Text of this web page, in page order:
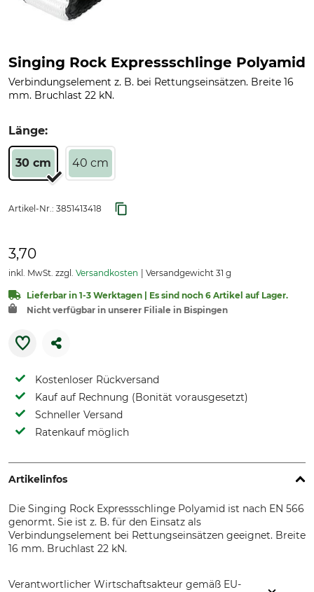
Singing Rock Expressschlinge Polyamid
Verbindungselement z. B. bei Rettungseinsätzen. Breite 16
mm. Bruchlast 22 kN.
Länge:
30 cm 40 cm
Artikel-Nr.: 3851413418
3,70
inkl. MwSt. zzgl. Versandkosten Versandgewicht 31 g
Lieferbar in 1-3 Werktagen | Es sind noch 6 Artikel auf Lager.
Nicht verfügbar in unserer Filiale in Bispingen
Kostenloser Rückversand
Kauf auf Rechnung (Bonität vorausgesetzt)
Schneller Versand
Ratenkauf möglich
Artikelinfos
Die Singing Rock Expressschlinge Polyamid ist nach EN 566
genormt. Sie ist z. B. für den Einsatz als
Verbindungselement bei Rettungseinsätzen geeignet. Breite
16 mm. Bruchlast 22 kN.
Verantwortlicher Wirtschaftsakteur gemäß EU-